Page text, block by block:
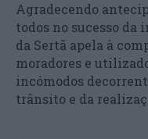
Agradecendo
todos no sucesso
da Sertã apela à
moradores e
incómodos
trânsito e da